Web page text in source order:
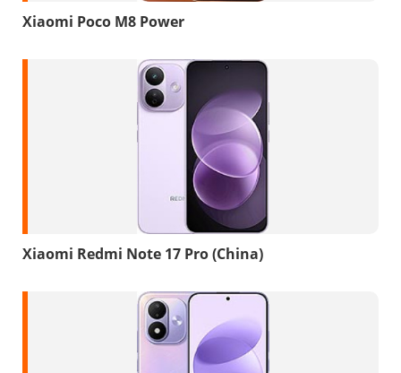
Xiaomi Poco M8 Power
Xiaomi Redmi Note 17 Pro (China)